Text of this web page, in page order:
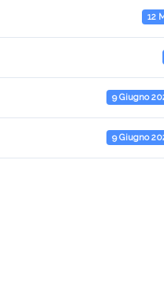
12
9 Giugno
9 Giugno